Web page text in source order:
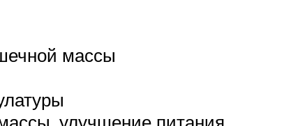
массы
улучшение питания